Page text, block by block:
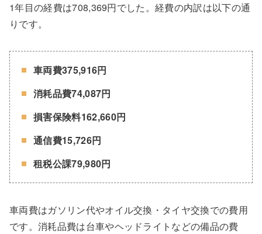
1年目の経費は708,369円でした。経費の内訳は以下の通
りです。
車両費375,916円
消耗品費74,087円
損害保険料162,660円
通信費15,726円
租税公課79,980円
車両費はガソリン代やオイル交換・タイヤ交換での費用
です。消耗品費は台車やヘッドライトなどの備品の費